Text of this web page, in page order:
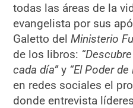
todas las áreas de la
evangelista por sus
Galetto delMinisterio
de los libros:
cada día”y “El Poder
en redes sociales el
donde entrevista